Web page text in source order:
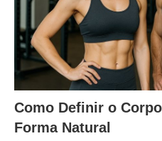
Como Definir o
Forma Natural